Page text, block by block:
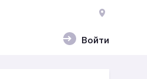
Войти